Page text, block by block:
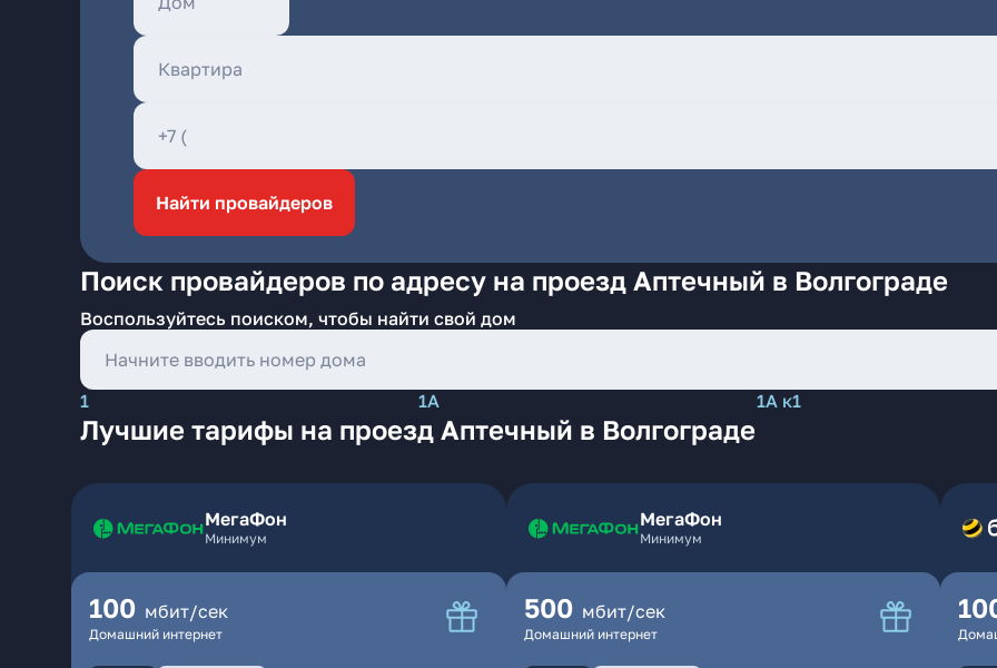
Найти провайдеров
Поиск провайдеров по адресу на проезд Аптечный в Волгограде
Воспользуйтесь поиском, чтобы найти свой дом
1 1А 1А к1
Лучшие тарифы на проезд Аптечный в Волгограде
МегаФон
Минимум
100 мбит/сек
Домашний интернет
МегаФон
Минимум
500 мбит/сек
Домашний интернет